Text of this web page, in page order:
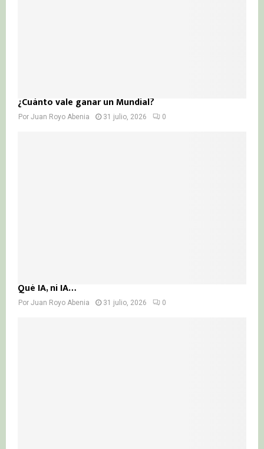
¿Cuánto vale ganar un Mundial?
Por Juan Royo Abenia 31 julio, 2026 0
Qué IA, ni IA…
Por Juan Royo Abenia 31 julio, 2026 0